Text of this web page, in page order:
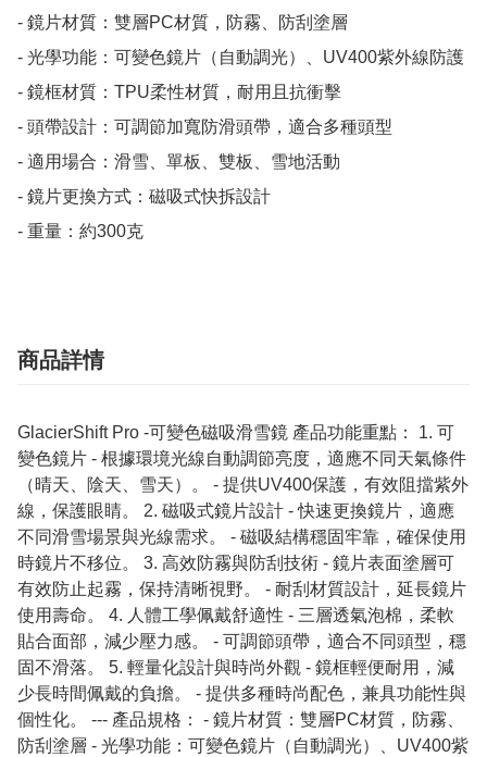
- 鏡片材質：雙層PC材質，防霧、防刮塗層
- 光學功能：可變色鏡片（自動調光）、UV400紫外線防護
- 鏡框材質：TPU柔性材質，耐用且抗衝擊
- 頭帶設計：可調節加寬防滑頭帶，適合多種頭型
- 適用場合：滑雪、單板、雙板、雪地活動
- 鏡片更換方式：磁吸式快拆設計
- 重量：約300克
商品詳情
GlacierShift Pro -可變色磁吸滑雪鏡 產品功能重點： 1. 可
變色鏡片 - 根據環境光線自動調節亮度，適應不同天氣條件
（晴天、陰天、雪天）。 - 提供UV400保護，有效阻擋紫外
線，保護眼睛。 2. 磁吸式鏡片設計 - 快速更換鏡片，適應
不同滑雪場景與光線需求。 - 磁吸結構穩固牢靠，確保使用
時鏡片不移位。 3. 高效防霧與防刮技術 - 鏡片表面塗層可
有效防止起霧，保持清晰視野。 - 耐刮材質設計，延長鏡片
使用壽命。 4. 人體工學佩戴舒適性 - 三層透氣泡棉，柔軟
貼合面部，減少壓力感。 - 可調節頭帶，適合不同頭型，穩
固不滑落。 5. 輕量化設計與時尚外觀 - 鏡框輕便耐用，減
少長時間佩戴的負擔。 - 提供多種時尚配色，兼具功能性與
個性化。 --- 產品規格： - 鏡片材質：雙層PC材質，防霧、
防刮塗層 - 光學功能：可變色鏡片（自動調光）、UV400紫